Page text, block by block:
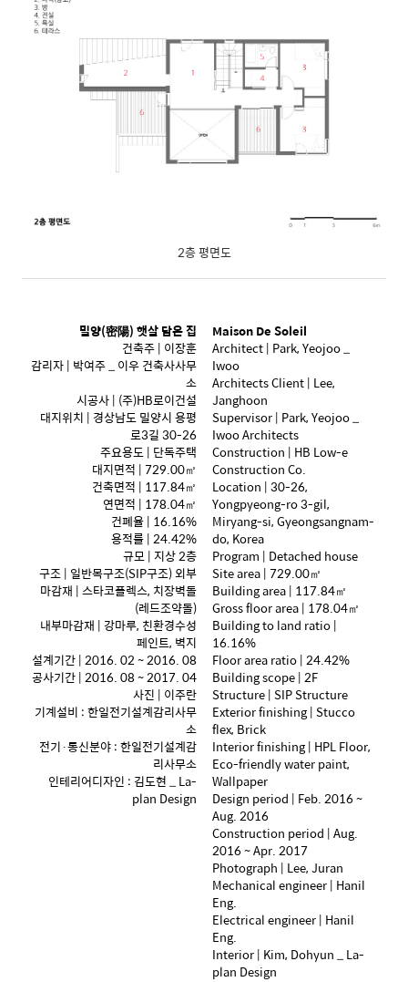
2층 평면도
밀양(密陽) 햇살 담은 집
건축주 | 이장훈
감리자 | 박여주 _ 이우 건축사사무
소
시공사 | (주)HB로이건설
대지위치 | 경상남도 밀양시 용평
로3길 30-26
주요용도 | 단독주택
대지면적 | 729.00㎡
건축면적 | 117.84㎡
연면적 | 178.04㎡
건폐율 | 16.16%
용적률 | 24.42%
규모 | 지상 2층
구조 | 일반목구조(SIP구조) 외부
마감재 | 스타코플렉스, 치장벽돌
(레드조약돌)
내부마감재 | 강마루, 친환경수성
페인트, 벽지
설계기간 | 2016. 02 ~ 2016. 08
공사기간 | 2016. 08 ~ 2017. 04
사진 | 이주란
기계설비 : 한일전기설계감리사무
소
전기·통신분야 : 한일전기설계감
리사무소
인테리어디자인 : 김도현 _ La-
plan Design
Maison De Soleil
Architect | Park, Yeojoo _
Iwoo
Architects Client | Lee,
Janghoon
Supervisor | Park, Yeojoo _
Iwoo Architects
Construction | HB Low-e
Construction Co.
Location | 30-26,
Yongpyeong-ro 3-gil,
Miryang-si, Gyeongsangnam-
do, Korea
Program | Detached house
Site area | 729.00㎡
Building area | 117.84㎡
Gross floor area | 178.04㎡
Building to land ratio |
16.16%
Floor area ratio | 24.42%
Building scope | 2F
Structure | SIP Structure
Exterior finishing | Stucco
flex, Brick
Interior finishing | HPL Floor,
Eco-friendly water paint,
Wallpaper
Design period | Feb. 2016 ~
Aug. 2016
Construction period | Aug.
2016 ~ Apr. 2017
Photograph | Lee, Juran
Mechanical engineer | Hanil
Eng.
Electrical engineer | Hanil
Eng.
Interior | Kim, Dohyun _ La-
plan Design